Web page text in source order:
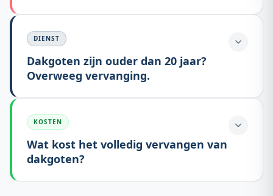
DIENST
Dakgoten zijn ouder dan 20 jaar?
Overweeg vervanging.
KOSTEN
Wat kost het volledig vervangen van
dakgoten?